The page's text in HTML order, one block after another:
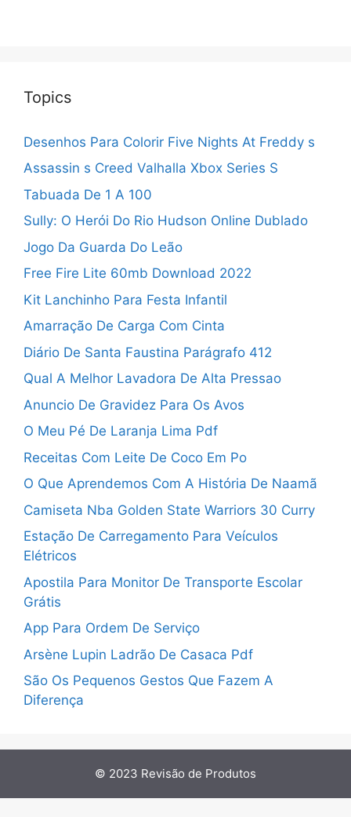
Topics
Desenhos Para Colorir Five Nights At Freddy s
Assassin s Creed Valhalla Xbox Series S
Tabuada De 1 A 100
Sully: O Herói Do Rio Hudson Online Dublado
Jogo Da Guarda Do Leão
Free Fire Lite 60mb Download 2022
Kit Lanchinho Para Festa Infantil
Amarração De Carga Com Cinta
Diário De Santa Faustina Parágrafo 412
Qual A Melhor Lavadora De Alta Pressao
Anuncio De Gravidez Para Os Avos
O Meu Pé De Laranja Lima Pdf
Receitas Com Leite De Coco Em Po
O Que Aprendemos Com A História De Naamã
Camiseta Nba Golden State Warriors 30 Curry
Estação De Carregamento Para Veículos
Elétricos
Apostila Para Monitor De Transporte Escolar
Grátis
App Para Ordem De Serviço
Arsène Lupin Ladrão De Casaca Pdf
São Os Pequenos Gestos Que Fazem A
Diferença
© 2023 Revisão de Produtos